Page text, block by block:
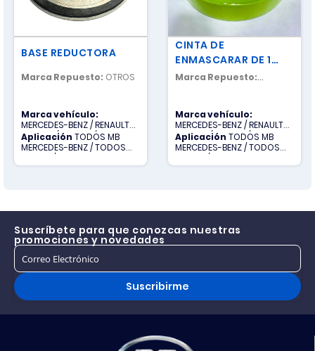
BASE REDUCTORA
Marca Repuesto: OTROS
Marca vehículo:
MERCEDES-BENZ / RENAULT
TRUCKS / SCANIA / TODOS
OTROS / VOLVO
Aplicación TODOS MB
MERCEDES-BENZ / TODOS
OTROS / TODOS R RENAULT
TRUCKS / TODOS S SCANIA /
CINTA DE
ENMASCARAR DE 1
PULG COLOR VERDE /
CARROCERIA
Marca Repuesto:
Marca vehículo:
MERCEDES-BENZ / RENAULT
TRUCKS / SCANIA / TODOS
OTROS / VOLVO
Aplicación TODOS MB
MERCEDES-BENZ / TODOS
OTROS / TODOS R RENAULT
TRUCKS / TODOS S SCANIA /
Suscríbete para que conozcas nuestras
promociones y novedades
Suscribirme